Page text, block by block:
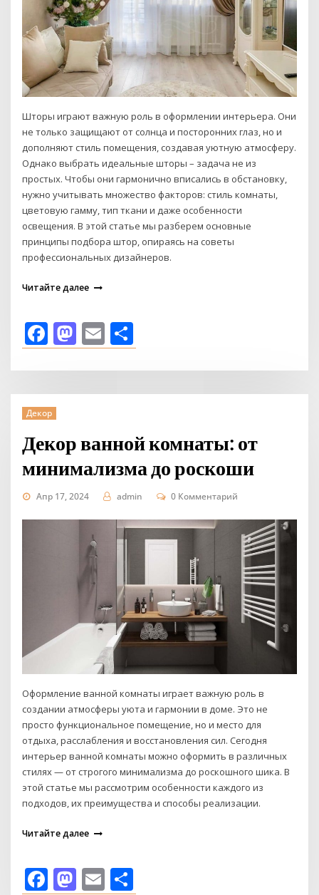
Шторы играют важную роль в оформлении интерьера. Они
не только защищают от солнца и посторонних глаз, но и
дополняют стиль помещения, создавая уютную атмосферу.
Однако выбрать идеальные шторы – задача не из
простых. Чтобы они гармонично вписались в обстановку,
нужно учитывать множество факторов: стиль комнаты,
цветовую гамму, тип ткани и даже особенности
освещения. В этой статье мы разберем основные
принципы подбора штор, опираясь на советы
профессиональных дизайнеров.
Читайте далее
Facebook
Mastodon
Email
Декор
Декор ванной комнаты: от
минимализма до роскоши
Апр 17, 2024 admin 0 Комментарий
Оформление ванной комнаты играет важную роль в
создании атмосферы уюта и гармонии в доме. Это не
просто функциональное помещение, но и место для
отдыха, расслабления и восстановления сил. Сегодня
интерьер ванной комнаты можно оформить в различных
стилях — от строгого минимализма до роскошного шика. В
этой статье мы рассмотрим особенности каждого из
подходов, их преимущества и способы реализации.
Читайте далее
Facebook
Mastodon
Email